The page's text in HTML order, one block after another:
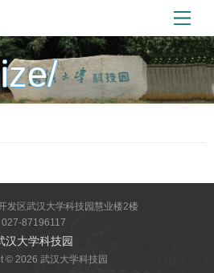
发区武汉大学科技园慧业楼2楼
027-87196117
汉大学科技园
© 2026 武汉大学科技园